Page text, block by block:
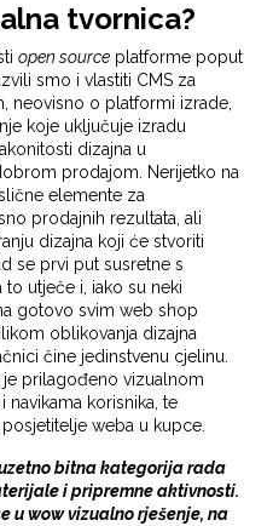
tvornica?
open source platforme poput
smo i vlastiti CMS za
neovisno o platformi izrade,
koje uključuje izradu
dizajna u
prodajom. Nerijetko na
elemente za
prodajnih rezultata, ali
dizajna koji će stvoriti
se prvi put susretne s
utječe i, iako su neki
gotovo svim web shop
oblikovanja dizajna
čine jedinstvenu cjelinu.
prilagođeno vizualnom
navikama korisnika, te
weba u kupce.
bitna kategorija rada
i pripremne aktivnosti.
u wow vizualno rješenje, na